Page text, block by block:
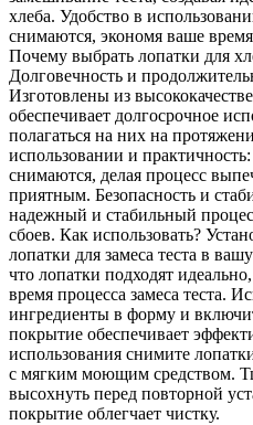
хлеба. Удобство в
снимаются, экономя ваше
Почему выбрать лопатки для
Долговечность и
Изготовлены из
обеспечивает долгосрочное
полагаться на них на
использовании и
снимаются, делая процесс
приятным. Безопасность и
надежный и стабильный
сбоев. Как использовать?
лопатки для замеса теста в
что лопатки подходят
время процесса замеса теста.
ингредиенты в форму и
покрытие обеспечивает
использования снимите
с мягким моющим средством.
высохнуть перед повторной
покрытие облегчает чистку.